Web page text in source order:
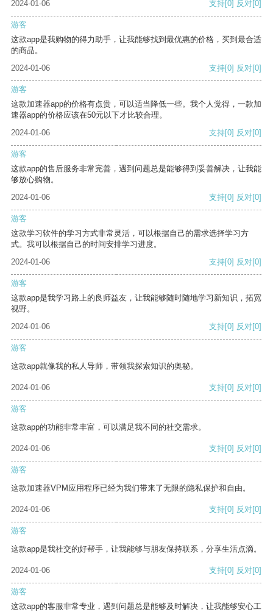
2024-01-06 支持[0] 反对[0]
游客
这款app是我购物的得力助手，让我能够找到最优惠的价格，买到最合适
的商品。
2024-01-06
支持[0] 反对[0]
游客
这款加速器app的价格有点贵，可以适当降低一些。我个人觉得，一款加
速器app的价格应该在50元以下才比较合理。
2024-01-06
支持[0] 反对[0]
游客
这款app的售后服务非常完善，遇到问题总是能够得到妥善解决，让我能
够放心购物。
2024-01-06
支持[0] 反对[0]
游客
这款学习软件的学习方式非常灵活，可以根据自己的需求选择学习方
式。我可以根据自己的时间安排学习进度。
2024-01-06
支持[0] 反对[0]
游客
这款app是我学习路上的良师益友，让我能够随时随地学习新知识，拓宽
视野。
2024-01-06
支持[0] 反对[0]
游客
这款app就像我的私人导师，带领我探索知识的奥秘。
2024-01-06 支持[0] 反对[0]
游客
这款app的功能非常丰富，可以满足我不同的社交需求。
2024-01-06 支持[0] 反对[0]
游客
这款加速器VPM应用程序已经为我们带来了无限的隐私保护和自由。
2024-01-06 支持[0] 反对[0]
游客
这款app是我社交的好帮手，让我能够与朋友保持联系，分享生活点滴。
2024-01-06 支持[0] 反对[0]
游客
这款app的客服非常专业，遇到问题总是能够及时解决，让我能够安心工